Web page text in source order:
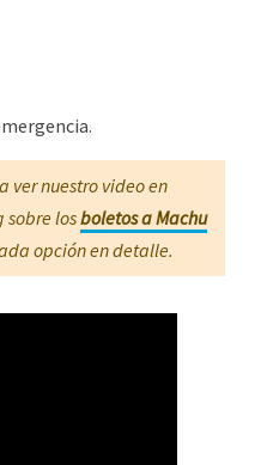
ver nuestro video en
sobre losboletos a Machu
opción en detalle.